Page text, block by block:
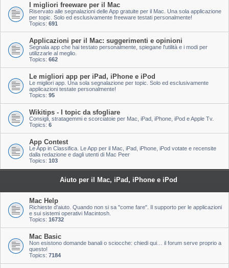
I migliori freeware per il Mac
Riservato alle segnalazioni delle App gratuite per il Mac. Una sola applicazione
per topic. Solo ed esclusivamente freeware testati personalmente!
Topics: 691
Applicazioni per il Mac: suggerimenti e opinioni
Segnala app che hai testato personalmente, spiegane l'utilità e i modi per
utilizzarle al meglio.
Topics: 662
Le migliori app per iPad, iPhone e iPod
Le migliori app. Una sola segnalazione per topic. Solo ed esclusivamente
applicazioni testate personalmente!
Topics: 95
Wikitips - I topic da sfogliare
Consigli, stratagemmi e scorciatoie per Mac, iPad, iPhone, iPod e Apple Tv.
Topics: 6
App Contest
Le App in Classifica. Le App per il Mac, iPad, iPhone, iPod votate e recensite
dalla redazione e dagli utenti di Mac Peer
Topics: 103
Aiuto per il Mac, iPad, iPhone e iPod
Mac Help
Richieste d'aiuto. Quando non si sa "come fare". Il supporto per le applicazioni
e sui sistemi operativi Macintosh.
Topics: 16732
Mac Basic
Non esistono domande banali o sciocche: chiedi qui… il forum serve proprio a
questo!
Topics: 7184